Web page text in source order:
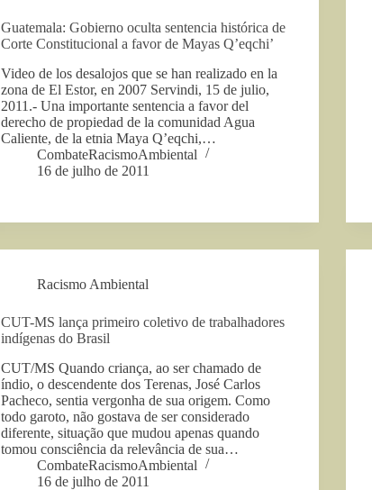
Guatemala: Gobierno oculta sentencia histórica de
Corte Constitucional a favor de Mayas Q’eqchi’
Video de los desalojos que se han realizado en la
zona de El Estor, en 2007 Servindi, 15 de julio,
2011.- Una importante sentencia a favor del
derecho de propiedad de la comunidad Agua
Caliente, de la etnia Maya Q’eqchi,…
CombateRacismoAmbiental
16 de julho de 2011
Racismo Ambiental
CUT-MS lança primeiro coletivo de trabalhadores
indígenas do Brasil
CUT/MS Quando criança, ao ser chamado de
índio, o descendente dos Terenas, José Carlos
Pacheco, sentia vergonha de sua origem. Como
todo garoto, não gostava de ser considerado
diferente, situação que mudou apenas quando
tomou consciência da relevância de sua…
CombateRacismoAmbiental
16 de julho de 2011